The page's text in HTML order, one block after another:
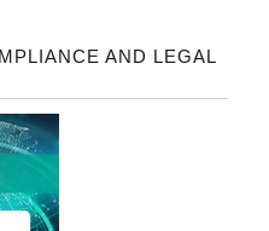
AND LEGAL